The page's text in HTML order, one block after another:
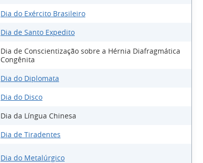
Dia do Exército Brasileiro
Dia de Santo Expedito
Dia de Conscientização sobre a Hérnia Diafragmática
Congênita
Dia do Diplomata
Dia do Disco
Dia da Língua Chinesa
Dia de Tiradentes
Dia do Metalúrgico